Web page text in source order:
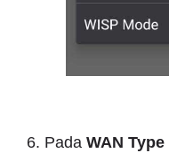
6. Pada WAN Type